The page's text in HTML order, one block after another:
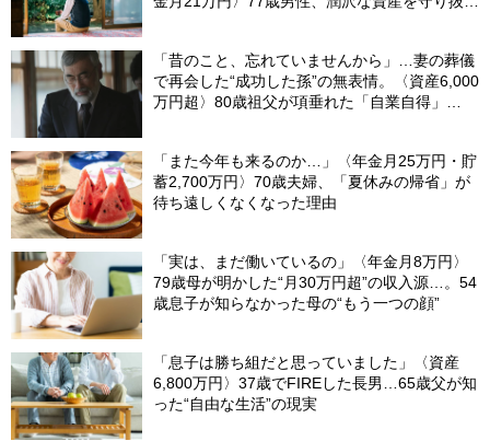
「昔のこと、忘れていませんから」…妻の葬儀
で再会した“成功した孫”の無表情。〈資産6,000
万円超〉80歳祖父が項垂れた「自業自得」
「また今年も来るのか…」〈年金月25万円・貯
蓄2,700万円〉70歳夫婦、「夏休みの帰省」が
待ち遠しくなくなった理由
「実は、まだ働いているの」〈年金月8万円〉
79歳母が明かした“月30万円超”の収入源…。54
歳息子が知らなかった母の“もう一つの顔”
「息子は勝ち組だと思っていました」〈資産
6,800万円〉37歳でFIREした長男…65歳父が知
った“自由な生活”の現実